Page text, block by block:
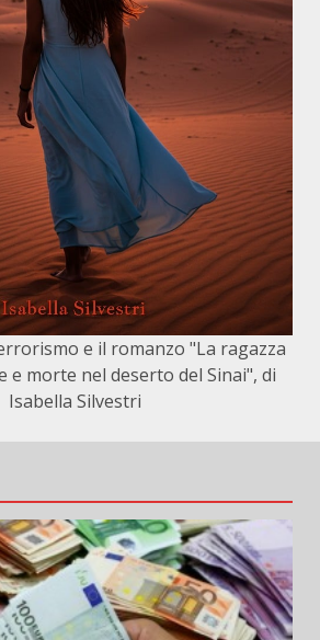
e il romanzo "La ragazza
e morte nel deserto del Sinai", di
Isabella Silvestri